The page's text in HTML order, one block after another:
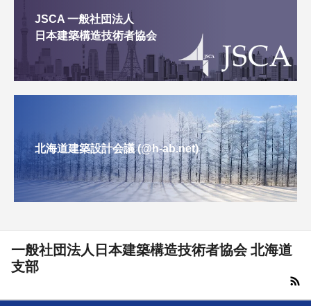
JSCA 一般社団法人
日本建築構造技術者協会
北海道建築設計会議 (@h-ab.net)
一般社団法人日本建築構造技術者協会 北海道
支部